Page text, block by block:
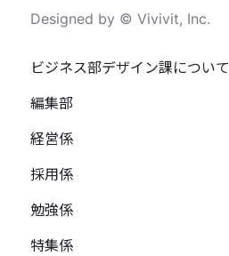
Designed by © Vivivit, Inc.
ビジネス部デザイン課について
編集部
経営係
採用係
勉強係
特集係